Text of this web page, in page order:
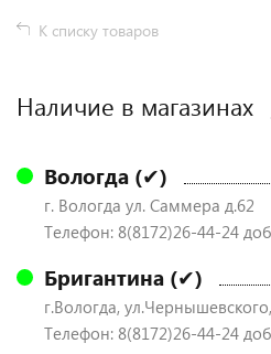
К списку товаров
Наличие в магазинах
Вологда (✔)
г. Вологда ул. Саммера д.62
Телефон: 8(8172)26-44-24
Бригантина (✔)
г.Вологда,
Телефон: 8(8172)26-44-24